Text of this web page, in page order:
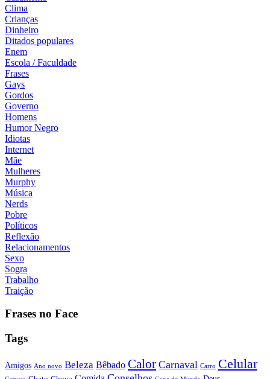
Clima
Crianças
Dinheiro
Ditados populares
Enem
Escola / Faculdade
Frases
Gays
Gordos
Governo
Homens
Humor Negro
Idiotas
Internet
Mãe
Mulheres
Murphy
Música
Nerds
Pobre
Políticos
Reflexão
Relacionamentos
Sexo
Sogra
Trabalho
Traição
Frases no Face
Tags
Amigos Ano novo Beleza Bêbado Calor Carnaval Carro Celular